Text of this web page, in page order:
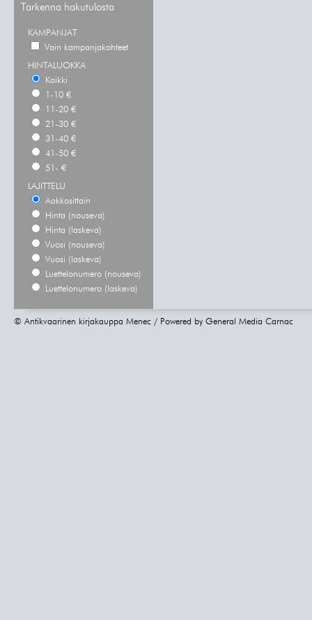
Tarkenna hakutulosta
KAMPANJAT
Vain kampanjakohteet
HINTALUOKKA
Kaikki
1-10 €
11-20 €
21-30 €
31-40 €
41-50 €
51- €
LAJITTELU
Aakkosittain
Hinta (nouseva)
Hinta (laskeva)
Vuosi (nouseva)
Vuosi (laskeva)
Luettelonumero (nouseva)
Luettelonumero (laskeva)
© Antikvaarinen kirjakauppa Menec / Powered by General Media Carnac